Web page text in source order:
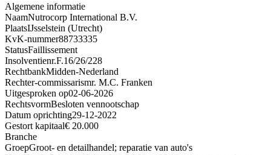
Algemene informatie
NaamNutrocorp International B.V.
PlaatsIJsselstein (Utrecht)
KvK-nummer88733335
StatusFaillissement
Insolventienr.F.16/26/228
RechtbankMidden-Nederland
Rechter-commissarismr. M.C. Franken
Uitgesproken op02-06-2026
RechtsvormBesloten vennootschap
Datum oprichting29-12-2022
Gestort kapitaal€ 20.000
Branche
GroepGroot- en detailhandel; reparatie van auto's